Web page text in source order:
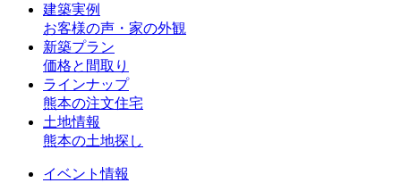
建築実例
お客様の声・家の外観
新築プラン
価格と間取り
ラインナップ
熊本の注文住宅
土地情報
熊本の土地探し
イベント情報